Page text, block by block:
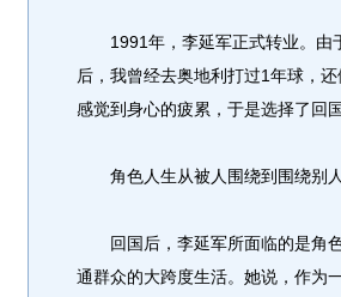
1991年，李延军正式转业。由
后，我曾经去奥地利打过1年球，
感觉到身心的疲累，于是选择了回
角色人生从被人围绕到围绕别人
回国后，李延军所面临的是角色
通群众的大跨度生活。她说，作为